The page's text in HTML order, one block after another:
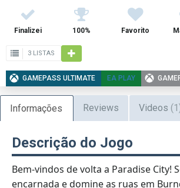
Finalizei 100% Favorito
3 LISTAS
GAMEPASS ULTIMATE EA PLAY
Informações Reviews Videos
Descrição do Jogo
Bem-vindos de volta a Paradise City!
encarnada e domine as ruas em